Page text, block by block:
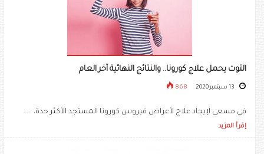
التوت يحمل علاج كورونا.. والنتائج النهائية آخر العام
868
في مسعى لإيجاد علاج لأعراض فيروس كورونا المستجد الأكثر حدة، .....
إقرأ المزيد